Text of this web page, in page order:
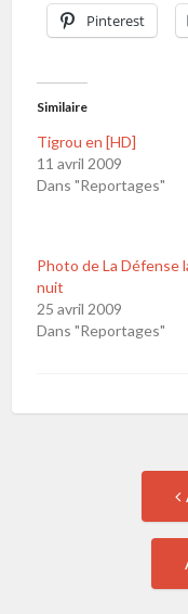
Pinterest
Similaire
Tigrou en [HD]
11 avril 2009
Dans "Reportages"
Photo de La Défense
nuit
25 avril 2009
Dans "Reportages"
Navigation